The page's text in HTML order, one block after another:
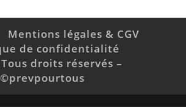
Mentions légales & CGV
de confidentialité
droits réservés –
©prevpourtous